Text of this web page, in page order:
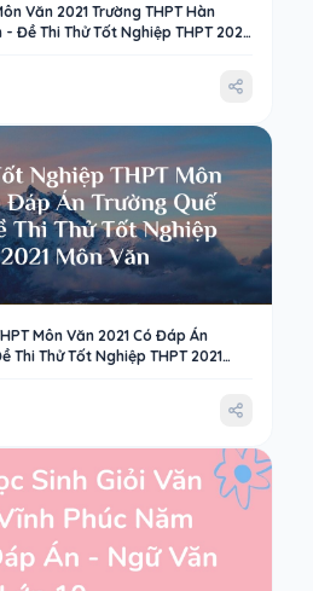
Văn 2021 Trường THPT Hàn
Đề Thi Thử Tốt Nghiệp THPT 2021
Môn Văn 2021 Có Đáp Án
Thi Thử Tốt Nghiệp THPT 2021